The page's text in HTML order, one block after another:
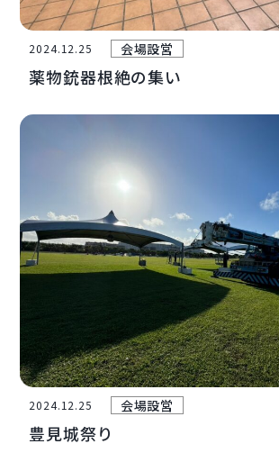
2024.12.25 会場設営
薬物銃器根絶の集い
2024.12.25 会場設営
豊見城祭り